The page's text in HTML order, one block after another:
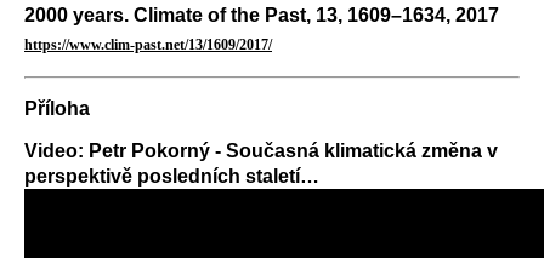
2000 years. Climate of the Past, 13, 1609–1634, 2017
https://www.clim-past.net/13/1609/2017/
Příloha
Video: Petr Pokorný - Současná klimatická změna v
perspektivě posledních staletí…